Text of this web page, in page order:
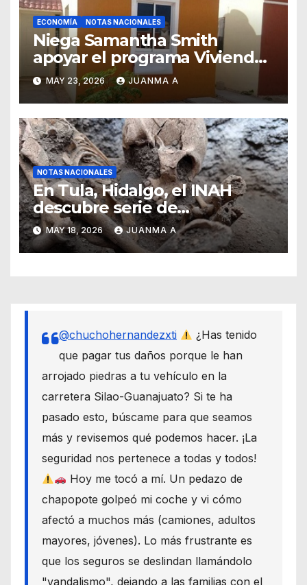
ECONOMÍA NOTAS NACIONALES
Niega Samantha Smith
apoyar el programa Vivienda
para el Bienestar
MAY 23, 2026 JUANMA A
NOTAS NACIONALES
En Tula, Hidalgo, el INAH
descubre serie de
enterramientos de época
teotihuacana
MAY 18, 2026 JUANMA A
@chuchohernandezxti
¿Has tenido
que pagar tus daños porque le han
arrojado piedras a tu vehículo en la
carretera Silao-Guanajuato? Si te ha
pasado esto, búscame para que seamos
más y revisemos qué podemos hacer. ¡La
seguridad nos pertenece a todas y todos!
Hoy me tocó a mí. Un pedazo de
chapopote golpeó mi coche y vi cómo
afectó a muchos más (camiones, adultos
mayores, jóvenes). Lo más frustrante es
que los seguros se deslindan llamándolo
"vandalismo", dejando a las familias con el